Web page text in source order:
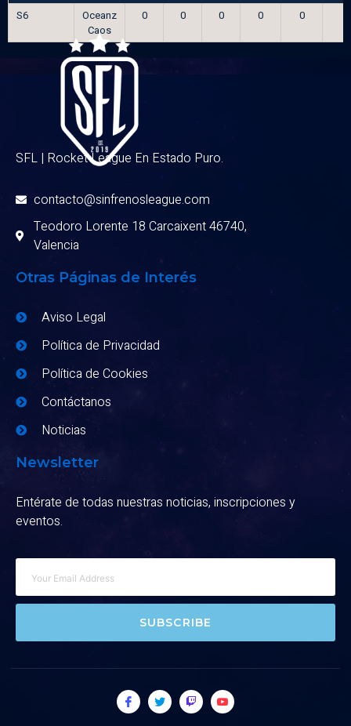
S6
Oceanz
Caos
0 0 0 0 0
SFL | Rocket League En Estado Puro.
contacto@sinfrenosleague.com
Teodoro Lorente 18 Carcaixent 46740,
Valencia
Otras Páginas de Interés
Aviso Legal
Política de Privacidad
Política de Cookies
Contáctanos
Noticias
Newsletter
Entérate de todas nuestras noticias, inscripciones y
eventos.
SUBSCRIBE